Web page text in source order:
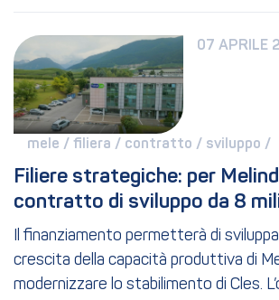
07 APRILE
mele / filiera / contratto / sviluppo /
Filiere strategiche: per
contratto di sviluppo da 8
Il finanziamento permetterà di
crescita della capacità produttiva di
modernizzare lo stabilimento di Cles.